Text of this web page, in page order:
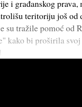
i građanskog
teritoriju još od
su tražile pomoć od
kako bi proširila